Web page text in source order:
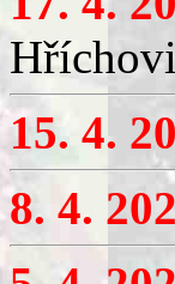
15. 4.
8. 4.